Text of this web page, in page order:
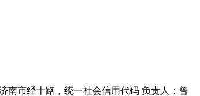
南市经十路，统一社会信用代码 负责人：曾